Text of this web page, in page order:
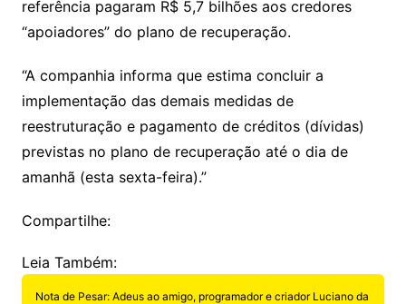
referência pagaram R$ 5,7 bilhões aos credores
“apoiadores” do plano de recuperação.
“A companhia informa que estima concluir a
implementação das demais medidas de
reestruturação e pagamento de créditos (dívidas)
previstas no plano de recuperação até o dia de
amanhã (esta sexta-feira).”
Compartilhe:
Leia Também:
Nota de Pesar: Adeus ao amigo, programador e criador Luciano da